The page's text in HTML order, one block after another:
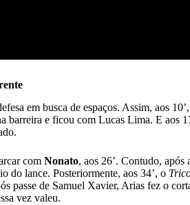
em busca de espaços. Assim, aos
barreira e ficou com Lucas Lima. E aos
com Nonato, aos 26’. Contudo,
do lance. Posteriormente, aos 34’, o
passe de Samuel Xavier, Arias fez o
vez valeu.